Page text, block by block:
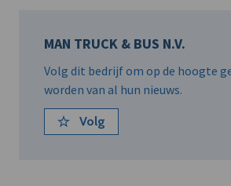
MAN TRUCK & BUS N.V.
Volg dit bedrijf om op de hoogte
worden van al hun nieuws.
Volg